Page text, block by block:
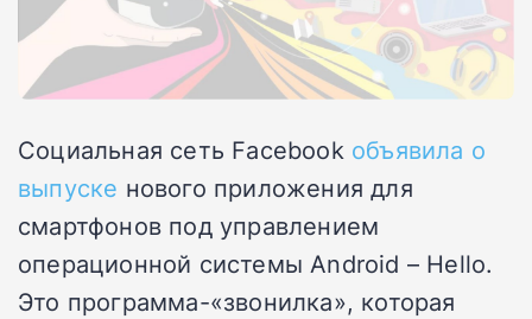
Социальная сеть Facebook объявила о
выпуске нового приложения для
смартфонов под управлением
операционной системы Android – Hello.
Это программа-«звонилка», которая